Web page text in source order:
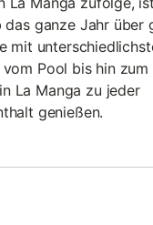
ganze Jahr über
mit
Pool bis hin zum
La Manga zu jeder
genießen.